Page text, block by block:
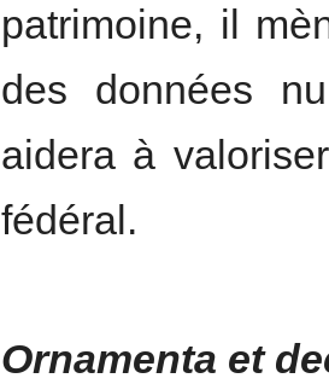
patrimoine, il
des données
aidera à
fédéral.
Ornamenta et